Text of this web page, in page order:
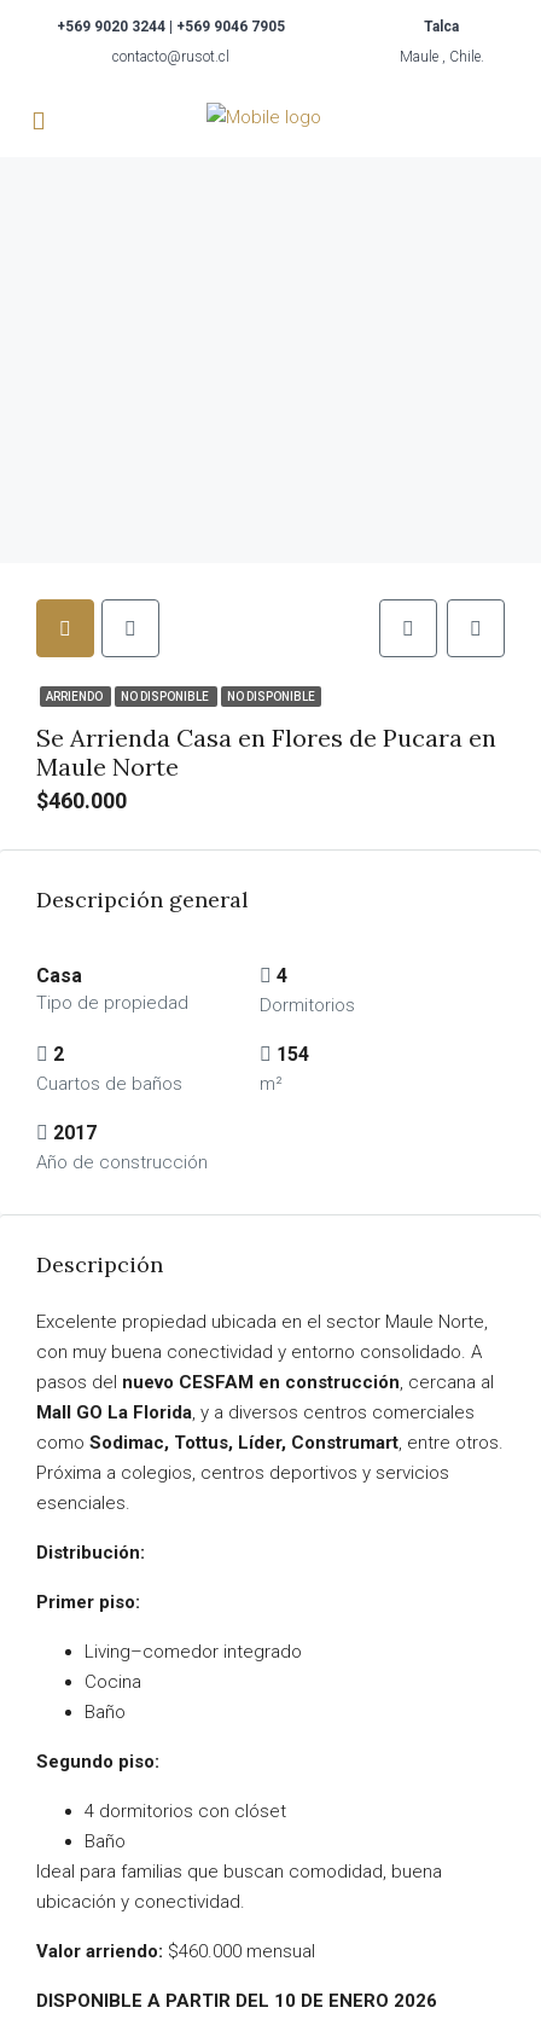
+569 9020 3244 | +569 9046 7905
contacto@rusot.cl
Talca
Maule , Chile.
ARRIENDO NO DISPONIBLE NO DISPONIBLE
Se Arrienda Casa en Flores de Pucara en
Maule Norte
$460.000
Descripción general
Casa
Tipo de propiedad
4
Dormitorios
2
Cuartos de baños
154
m²
2017
Año de construcción
Descripción
Excelente propiedad ubicada en el sector Maule Norte,
con muy buena conectividad y entorno consolidado. A
pasos del nuevo CESFAM en construcción, cercana al
Mall GO La Florida, y a diversos centros comerciales
como Sodimac, Tottus, Líder, Construmart, entre otros.
Próxima a colegios, centros deportivos y servicios
esenciales.
Distribución:
Primer piso:
Living–comedor integrado
Cocina
Baño
Segundo piso:
4 dormitorios con clóset
Baño
Ideal para familias que buscan comodidad, buena
ubicación y conectividad.
Valor arriendo: $460.000 mensual
DISPONIBLE A PARTIR DEL 10 DE ENERO 2026